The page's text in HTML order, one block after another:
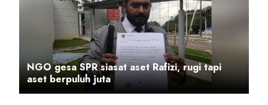
NGO gesa SPR siasat aset Rafizi, rugi tapi
aset berpuluh juta